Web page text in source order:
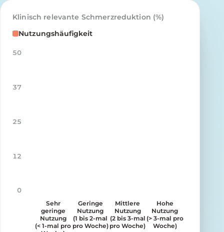
Klinisch relevante Schmerzreduktion (%)
Nutzungshäufigkeit
50
37
25
12
0
Sehr
geringe
Nutzung
(< 1-mal pro
Geringe
Nutzung
(1 bis 2-mal
pro Woche)
Mittlere
Nutzung
(2 bis 3-mal
pro Woche)
Hohe
Nutzung
(> 3-mal pro
Woche)